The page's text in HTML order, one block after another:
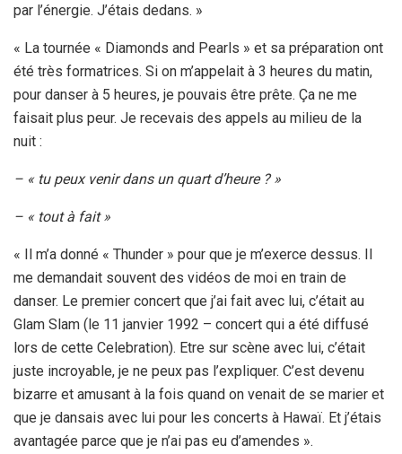
par l’énergie. J’étais dedans. »
« La tournée « Diamonds and Pearls » et sa préparation ont
été très formatrices. Si on m’appelait à 3 heures du matin,
pour danser à 5 heures, je pouvais être prête. Ça ne me
faisait plus peur. Je recevais des appels au milieu de la
nuit :
– « tu peux venir dans un quart d’heure ? »
– « tout à fait »
« Il m’a donné « Thunder » pour que je m’exerce dessus. Il
me demandait souvent des vidéos de moi en train de
danser. Le premier concert que j’ai fait avec lui, c’était au
Glam Slam (le 11 janvier 1992 – concert qui a été diffusé
lors de cette Celebration). Etre sur scène avec lui, c’était
juste incroyable, je ne peux pas l’expliquer. C’est devenu
bizarre et amusant à la fois quand on venait de se marier et
que je dansais avec lui pour les concerts à Hawaï. Et j’étais
avantagée parce que je n’ai pas eu d’amendes ».